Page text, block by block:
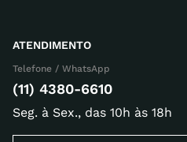
Escreva uma avaliação
ATENDIMENTO
Telefone / WhatsApp
(11) 4380-6610
Seg. à Sex., das 10h às 18h